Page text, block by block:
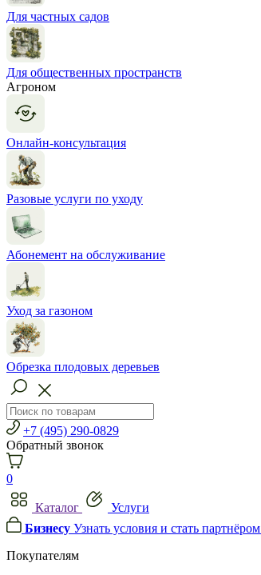
Для частных садов
Для общественных пространств
Агроном
Онлайн-консультация
Разовые услуги по уходу
Абонемент на обслуживание
Уход за газоном
Обрезка плодовых деревьев
+7 (495) 290-0829
Обратный звонок
0
Каталог
Услуги
Бизнесу Узнать условия и стать партнёром
Покупателям